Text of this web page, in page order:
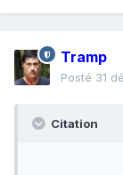
Tramp
Posté 31
Citation